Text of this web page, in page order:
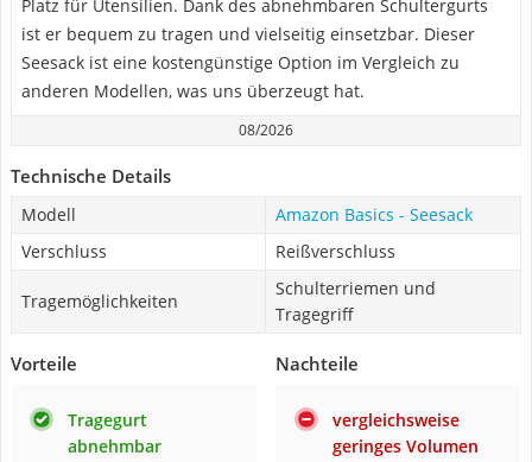
Platz für Utensilien. Dank des abnehmbaren Schultergurts
ist er bequem zu tragen und vielseitig einsetzbar. Dieser
Seesack ist eine kostengünstige Option im Vergleich zu
anderen Modellen, was uns überzeugt hat.
08/2026
Technische Details
Modell
Amazon Basics - Seesack
Verschluss
Reißverschluss
Tragemöglichkeiten
Schulterriemen und
Tragegriff
Vorteile
Tragegurt
abnehmbar
Nachteile
vergleichsweise
geringes Volumen